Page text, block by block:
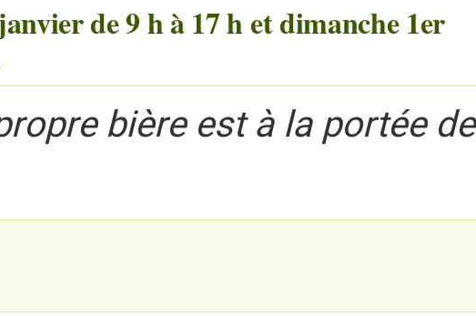
de 9 h à 17 h et dimanche 1er
bière est à la portée de